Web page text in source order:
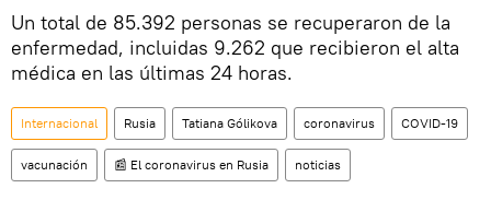
Un total de 85.392 personas se recuperaron de la
enfermedad, incluidas 9.262 que recibieron el alta
médica en las últimas 24 horas.
Internacional Rusia Tatiana Gólikova coronavirus COVID-19
vacunación 📰 El coronavirus en Rusia noticias